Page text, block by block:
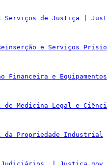
Serviços de Justiça |
e Serviços
Financeira e
Medicina Legal e
Propriedade Industrial